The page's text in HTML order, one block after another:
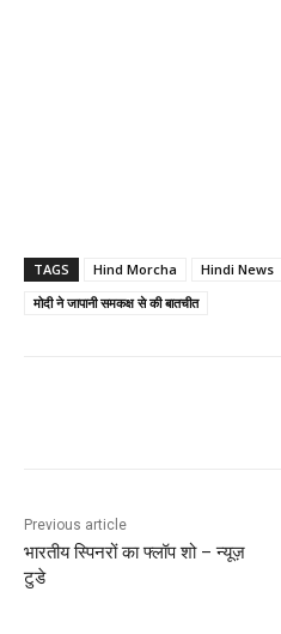
TAGS Hind Morcha Hindi News
मोदी ने जापानी समकक्ष से की बातचीत
Previous article
भारतीय स्पिनरों का फ्लॉप शो – न्यूज़
टुडे